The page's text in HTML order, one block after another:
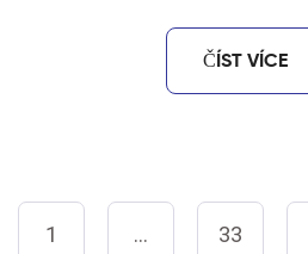
ČÍST VÍCE
1 … 33